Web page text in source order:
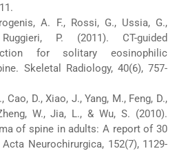
A. F., Rossi, G., Ussia, G.,
P. (2011). CT-guided
for solitary eosinophilic
Skeletal Radiology, 40(6), 757-
Cao, D., Xiao, J., Yang, M., Feng, D.,
W., Jia, L., & Wu, S. (2010).
of spine in adults: A report of 30
Neurochirurgica, 152(7), 1129-